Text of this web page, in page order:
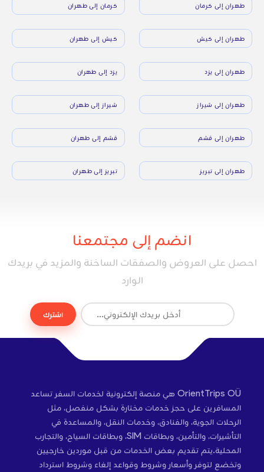
طهران إلى كرمان كرمان إلى طهران
طهران إلى كيش كيش إلى طهران
طهران إلى يزد يزد إلى طهران
طهران إلى شيراز شيراز إلى طهران
طهران إلى قشم قشم إلى طهران
طهران إلى تبريز تبريز إلى طهران
انضم إلى مجتمعنا
احصل على العروض والصفقات الساخنة والمزيد في بريدك
الوارد
اشترك
OrientTrips OÜ هي منصة إلكترونية لخدمات السفر تساعد
المسافرين على حجز خدمات مختارة بشكل منفصل، مثل
الرحلات الجوية، والفنادق، وخدمات النقل، والمساعدة في
التأشيرات، والتأمين، وبطاقات SIM، وبطاقات السياح، والتجارب
المحلية.يتم تقديم بعض الخدمات من قبل موردين خارجيين
وتخضع لتوفر وأسعار وشروط وقواعد إلغاء وشروط استرداد